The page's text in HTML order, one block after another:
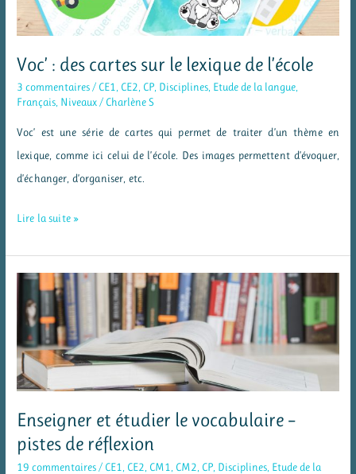
Voc’ : des cartes sur le lexique de l’école
3 commentaires/ CE1, CE2, CP, Disciplines, Etude de la langue,
Français, Niveaux/ Charlène S
Voc’ est une série de cartes qui permet de traiter d’un thème en
lexique, comme ici celui de l’école. Des images permettent d’évoquer,
d’échanger, d’organiser, etc.
Voc’
cartes
sur
lexique
de
Lire la suite »
Enseigner et étudier le vocabulaire –
pistes de réflexion
19 commentaires / CE1 CE2 CM1 CM2 CP Disciplines Etude de la